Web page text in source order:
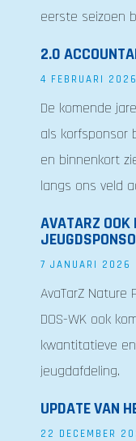
eerste seizoen
2.0
4 FEBRUARI 2026
De komende
als korfsponsor
en binnenkort
langs ons veld
AVATARZ OOK
7 JANUARI 2026
AvaTarZ Nature
DOS-WK ook
kwantitatieve
jeugdafdeling.
UPDATE VAN
22 DECEMBER